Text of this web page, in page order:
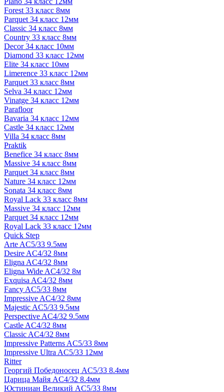
Forest 33 класс 8мм
Parquet 34 класс 12мм
Classic 34 класс 8мм
Country 33 класс 8мм
Decor 34 класс 10мм
Diamond 33 класс 12мм
Elite 34 класс 10мм
Limerence 33 класс 12мм
Parquet 33 класс 8мм
Selva 34 класс 12мм
Vinatge 34 класс 12мм
Parafloor
Bavaria 34 класс 12мм
Castle 34 класс 12мм
Villa 34 класс 8мм
Praktik
Benefice 34 класс 8мм
Massive 34 класс 8мм
Parquet 34 класс 8мм
Nature 34 класс 12мм
Sonata 34 класс 8мм
Royal Lack 33 класс 8мм
Massive 34 класс 12мм
Parquet 34 класс 12мм
Royal Lack 33 класс 12мм
Quick Step
Arte AC5/33 9.5мм
Desire AC4/32 8мм
Eligna AC4/32 8мм
Eligna Wide AC4/32 8м
Exquisa AC4/32 8мм
Fancy AC5/33 8мм
Impressive AC4/32 8мм
Majestic AC5/33 9.5мм
Perspective AC4/32 9.5мм
Castle AC4/32 8мм
Classic AC4/32 8мм
Impressive Patterns AC5/33 8мм
Impressive Ultra AC5/33 12мм
Ritter
Георгий Победоносец AC5/33 8.4мм
Царица Майя AC4/32 8.4мм
Юстиниан Великий AC5/33 8мм